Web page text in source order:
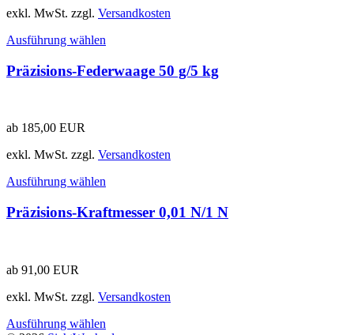
exkl. MwSt. zzgl. Versandkosten
Ausführung wählen
Präzisions-Federwaage 50 g/5 kg
ab 185,00 EUR
exkl. MwSt. zzgl. Versandkosten
Ausführung wählen
Präzisions-Kraftmesser 0,01 N/1 N
ab 91,00 EUR
exkl. MwSt. zzgl. Versandkosten
Ausführung wählen